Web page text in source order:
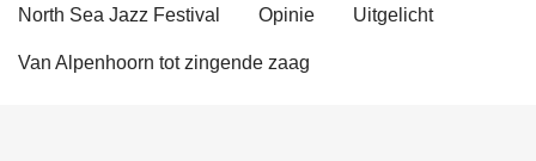
North Sea Jazz Festival Opinie Uitgelicht
Van Alpenhoorn tot zingende zaag